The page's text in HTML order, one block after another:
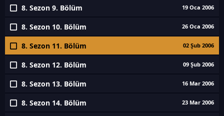
8. Sezon 9. Bölüm 19 Oca 2006
8. Sezon 10. Bölüm 26 Oca 2006
8. Sezon 11. Bölüm 02 Şub 2006
8. Sezon 12. Bölüm 09 Şub 2006
8. Sezon 13. Bölüm 16 Mar 2006
8. Sezon 14. Bölüm 23 Mar 2006